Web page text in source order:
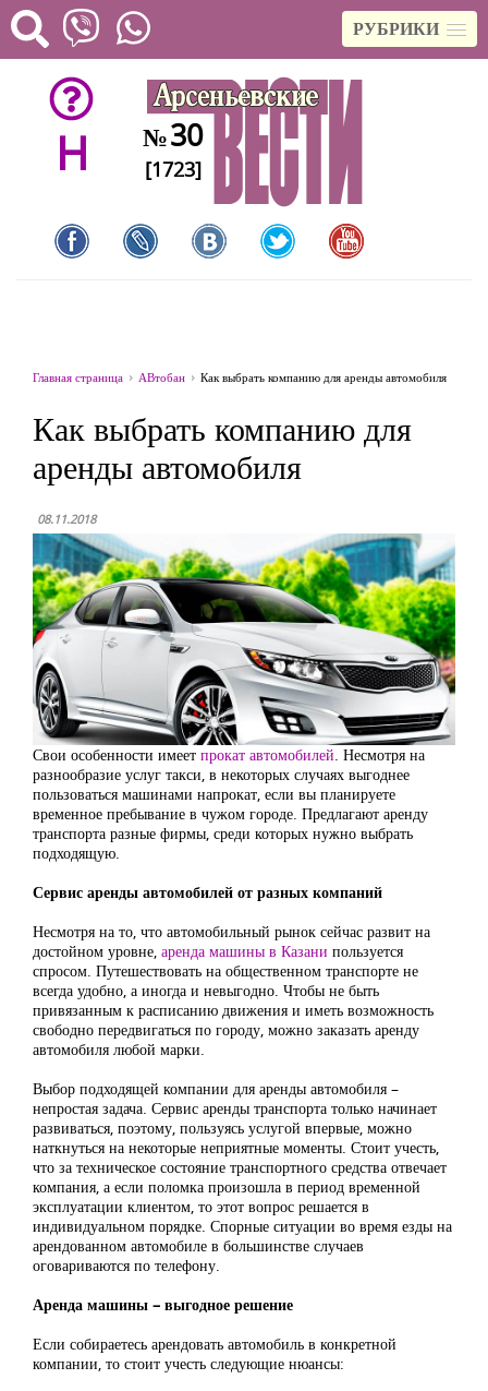
РУБРИКИ
H №30
[1723]
Главная страница АВтобан Как выбрать компанию для аренды автомобиля
Как выбрать компанию для
аренды автомобиля
08.11.2018
Свои особенности имеет прокат автомобилей. Несмотря на
разнообразие услуг такси, в некоторых случаях выгоднее
пользоваться машинами напрокат, если вы планируете
временное пребывание в чужом городе. Предлагают аренду
транспорта разные фирмы, среди которых нужно выбрать
подходящую.
Сервис аренды автомобилей от разных компаний
Несмотря на то, что автомобильный рынок сейчас развит на
достойном уровне, аренда машины в Казани пользуется
спросом. Путешествовать на общественном транспорте не
всегда удобно, а иногда и невыгодно. Чтобы не быть
привязанным к расписанию движения и иметь возможность
свободно передвигаться по городу, можно заказать аренду
автомобиля любой марки.
Выбор подходящей компании для аренды автомобиля –
непростая задача. Сервис аренды транспорта только начинает
развиваться, поэтому, пользуясь услугой впервые, можно
наткнуться на некоторые неприятные моменты. Стоит учесть,
что за техническое состояние транспортного средства отвечает
компания, а если поломка произошла в период временной
эксплуатации клиентом, то этот вопрос решается в
индивидуальном порядке. Спорные ситуации во время езды на
арендованном автомобиле в большинстве случаев
оговариваются по телефону.
Аренда машины – выгодное решение
Если собираетесь арендовать автомобиль в конкретной
компании, то стоит учесть следующие нюансы: